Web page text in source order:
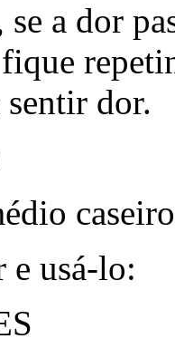
se a dor
dor.
e usá-lo: